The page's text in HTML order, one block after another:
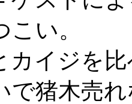
い。
カイジを
で猪木売